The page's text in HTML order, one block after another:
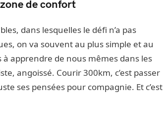
de confort
dans lesquelles le défi n’a pas
on va souvent au plus simple et au
apprendre de nous mêmes dans les
angoissé. Courir 300km, c’est passer
ses pensées pour compagnie. Et c’est